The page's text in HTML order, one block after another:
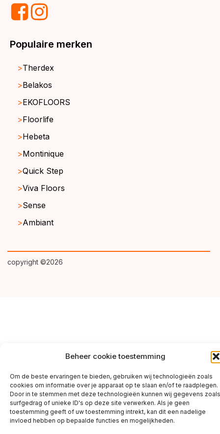
Beheer cookie toestemming
Om de beste ervaringen te bieden, gebruiken wij technologieën zoals
cookies om informatie over je apparaat op te slaan en/of te raadplegen.
Door in te stemmen met deze technologieën kunnen wij gegevens zoals
surfgedrag of unieke ID's op deze site verwerken. Als je geen
toestemming geeft of uw toestemming intrekt, kan dit een nadelige
invloed hebben op bepaalde functies en mogelijkheden.
Populaire merken
Therdex
Belakos
EKOFLOORS
Floorlife
Hebeta
Montinique
Quick Step
Viva Floors
Sense
Ambiant
copyright ©2026